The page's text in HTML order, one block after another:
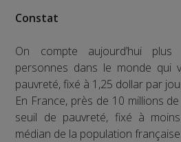
Constat
On compte aujourd’hui
personnes dans le monde qui
pauvreté, fixé à 1,25 dollar par
En France, près de 10 millions
seuil de pauvreté, fixé à
médian de la population française.